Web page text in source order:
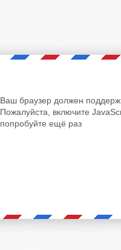
Ваш браузер должен
Пожалуйста, включите
попробуйте ещё раз